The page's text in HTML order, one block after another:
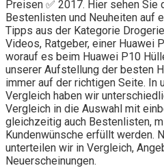
Preisen ✅ 2017. Hier sehen Sie
Bestenlisten und Neuheiten auf
Tipps aus der Kategorie
Videos, Ratgeber, einer Huawei
worauf es beim Huawei P10
unserer Aufstellung der besten
immer auf der richtigen Seite. In
Vergleich haben wir
Vergleich in die Auswahl mit
gleichzeitig auch Bestenlisten,
Kundenwünsche erfüllt werden.
unterteilen wir in Vergleich,
Neuerscheinungen.